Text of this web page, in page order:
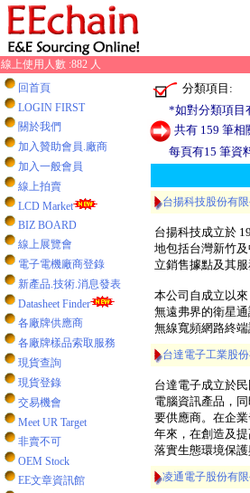
線上使用人數 :882 人
回首頁
LOGIN FIRST
關於我們
加入贊助會員.廠商
加入一般會員
線上拍賣
LCD Market
BIZ BOARD
線上展覽會
電子電機廠商登錄
新產品.技術.消息發表
Datasheet Finder
各廠牌供應商
各廠牌樣品索取服務
現貨查詢
現貨登錄
交易機會
Meet UR Target
非賣不可
OEM Stock
EE文章資訊館
分類項目:
*如對分類項目
共有 159 筆相
每頁有15 筆資料
台揚科技股份有限
台揚科技成立於
地包括台灣新竹
立銷售據點及其
本公司自成立以
無遠弗界的衛星
無線寬頻網路終
台達電子工業股
台達電子成立於
電腦資訊產品，
要供應商。在企
年來，在創造及
落實生態環境保護
凌通電子股份有限